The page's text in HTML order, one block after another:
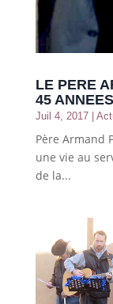
LE PERE
45
Juil 4, 2017|
Père Armand
une vie au
de la...